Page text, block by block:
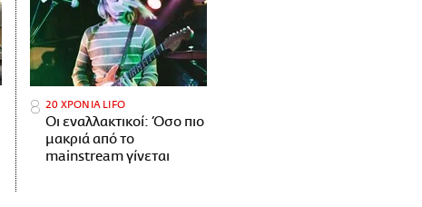
20 ΧΡΟΝΙΑ LIFO
Οι εναλλακτικοί: Όσο πιο
μακριά από το
mainstream γίνεται